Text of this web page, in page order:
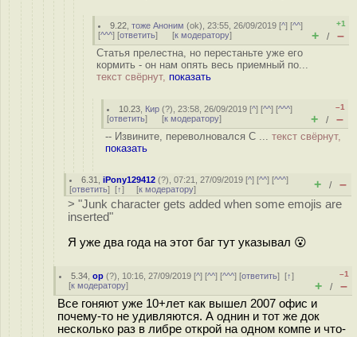
9.22 ,тоже Аноним (ok), 23:55, 26/09/2019 [^] [^^]
[^^^] [ответить] [к модератору]
+1
+ / –
Статья прелестна, но перестаньте уже его
кормить - он нам опять весь приемный по...
текст свёрнут, показать
10.23 Кир (?), 23:58, 26/09/2019 [^] [^^] [^^^]
[ответить] [к модератору]
–1
+ / –
-- Извините, переволновался C ... текст свёрнут,
показать
6.31 ,iPony129412 (?), 07:21, 27/09/2019 [^] [^^] [^^^]
[ответить] [↑] [к модератору] + / –
> "Junk character gets added when some emojis are
inserted"
Я уже два года на этот баг тут указывал 😮
5.34 ,ор (?), 10:16, 27/09/2019 [^] [^^] [^^^] [ответить][↑]
[к модератору]
–1
+ / –
Все гоняют уже 10+лет как вышел 2007 офис и
почему-то не удивляются. А однин и тот же док
несколько раз в либре открой на одном компе и что-